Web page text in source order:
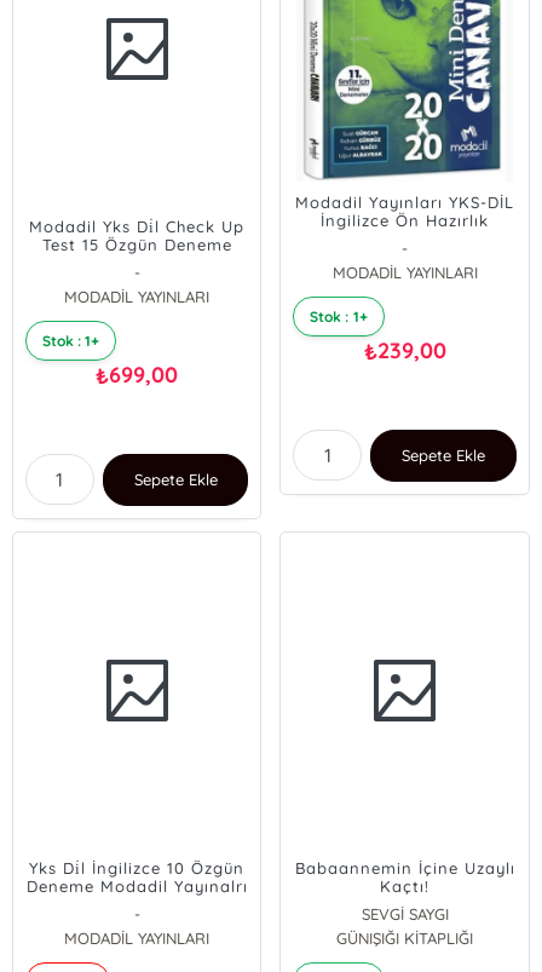
Modadil Yks Di̇l Check Up
Test 15 Özgün Deneme
-
MODADİL YAYINLARI
Stok : 1+
₺699,00
Sepete Ekle
Modadil Yayınları YKS-DİL
İngilizce Ön Hazırlık
Canavarı
-
MODADİL YAYINLARI
Stok : 1+
₺239,00
Sepete Ekle
Yks Di̇l İngilizce 10 Özgün
Deneme Modadil Yayınalrı
-
MODADİL YAYINLARI
Babaannemin İçine Uzaylı
Kaçtı!
SEVGİ SAYGI
GÜNIŞIĞI KİTAPLIĞI